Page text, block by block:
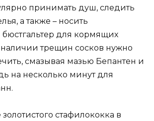
принимать душ, следить
а также – носить
для кормящих
трещин сосков нужно
смазывая мазью Бепантен и
на несколько минут для
стафилококка в